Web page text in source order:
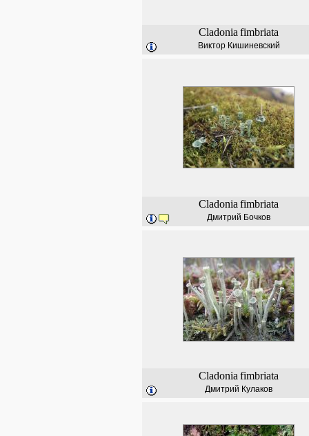
Cladonia fimbriata
Виктор Кишиневский
Cladonia fimbriata
Дмитрий Бочков
Cladonia fimbriata
Дмитрий Кулаков